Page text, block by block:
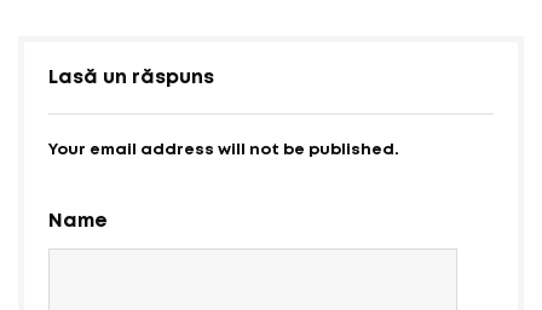
Lasă un răspuns
Your email address will not be published.
Name